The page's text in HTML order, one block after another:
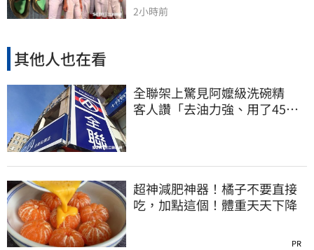
2小時前
其他人也在看
全聯架上驚見阿嬤級洗碗精
客人讚「去油力強、用了45
超神減肥神器！橘子不要直接
吃，加點這個！體重天天下降
PR